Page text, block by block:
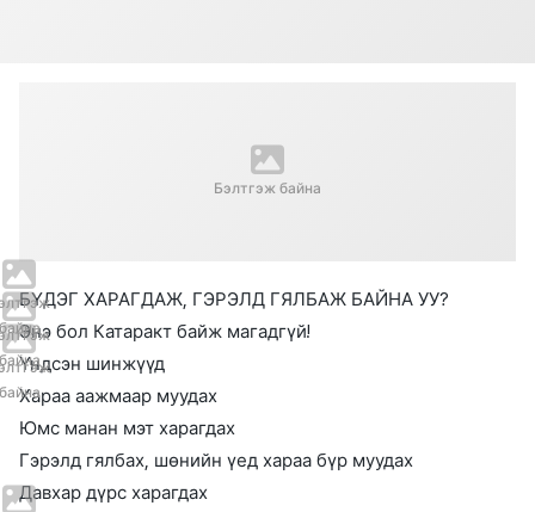
Бэлтгэж байна
БҮДЭГ ХАРАГДАЖ, ГЭРЭЛД ГЯЛБАЖ БАЙНА УУ?
Энэ бол Катаракт байж магадгүй!
Үндсэн шинжүүд
Хараа аажмаар муудах
Юмс манан мэт харагдах
Гэрэлд гялбах, шөнийн үед хараа бүр муудах
Давхар дүрс харагдах